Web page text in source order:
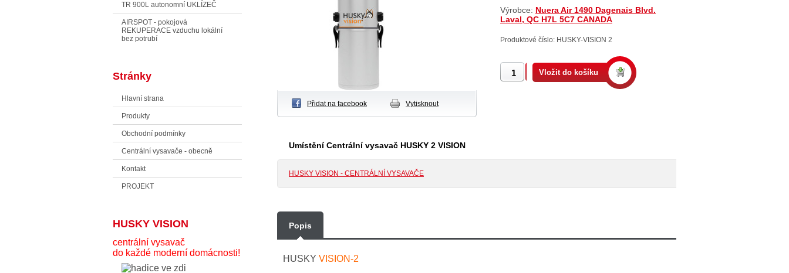
TR 900L autonomní UKLÍZEČ
AIRSPOT - pokojová
REKUPERACE vzduchu lokální
bez potrubí
Stránky
Hlavní strana
Produkty
Obchodní podmínky
Centrální vysavače - obecně
Kontakt
PROJEKT
HUSKY VISION
centrální vysavač
do každé moderní domácnosti!
Přidat na facebook Vytisknout
Výrobce: Nuera Air 1490 Dagenais Blvd.
Laval, QC H7L 5C7 CANADA
Produktové číslo: HUSKY-VISION 2
Vložit do košíku
Umístění Centrální vysavač HUSKY 2 VISION
HUSKY VISION - CENTRÁLNÍ VYSAVAČE
Popis
HUSKY VISION-2